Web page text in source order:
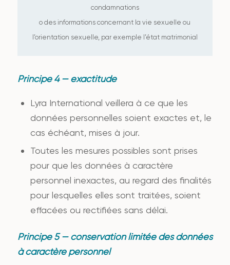
condamnations
o des informations concernant la vie sexuelle ou
l’orientation sexuelle, par exemple l’état matrimonial
Principe 4 — exactitude
Lyra International veillera à ce que les
données personnelles soient exactes et, le
cas échéant, mises à jour.
Toutes les mesures possibles sont prises
pour que les données à caractère
personnel inexactes, au regard des finalités
pour lesquelles elles sont traitées, soient
effacées ou rectifiées sans délai.
Principe 5 — conservation limitée des données
à caractère personnel